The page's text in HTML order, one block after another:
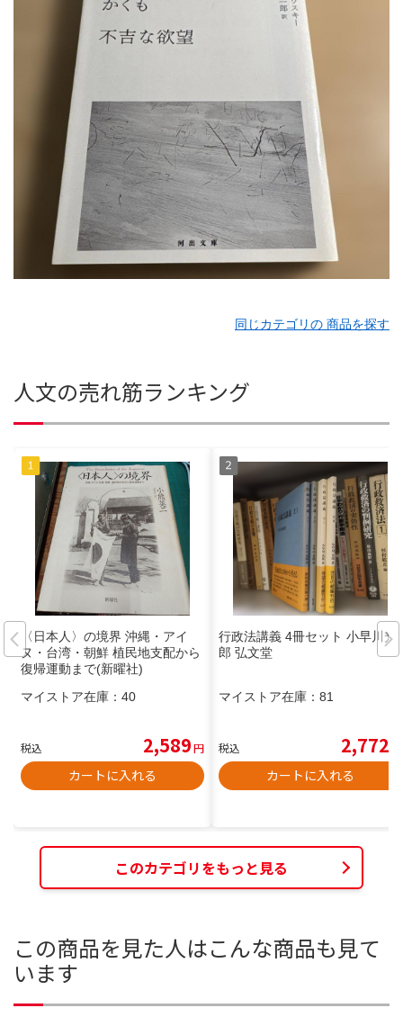
同じカテゴリの 商品を探す
人文の売れ筋ランキング
〈日本人〉の境界 沖縄・アイ
ヌ・台湾・朝鮮 植民地支配から
復帰運動まで(新曜社)
マイストア在庫： 40
税込 2,589円
カートに入れる
行政法講義 4冊セット 小早川光
郎 弘文堂
マイストア在庫： 81
税込 2,772
カートに入れる
このカテゴリをもっと見る
この商品を見た人はこんな商品も見て
います